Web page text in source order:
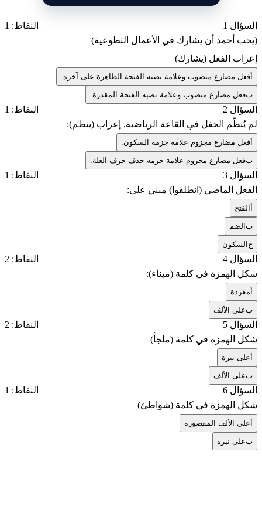
السؤال 1
النقاط: 1
(يحب أحمد أن يشارك في الأعمال التطوعية)
إعراب الفعل (يشارك)
فعل مضارع منصوب وعلامة نصبه الفتحة الظاهرة على آخره.
بفعل مضارع منصوب وعلامة نصبه الفتحة المقدرة.
السؤال 2
النقاط: 1
لم يُنظّم الحفل في القاعة الرياضية, إعراب (ينظم):
فعل مضارع مجزوم علامة جزمه السكون.
بفعل مضارع مجزوم علامة جزمه حذف حرف العلة.
السؤال 3
النقاط: 1
الفعل الماضي (انطلقوا) مبني على:
الفتح
بالضم
جالسكون
السؤال 4
النقاط: 2
شكل الهمزة في كلمة (ميناء):
مفردة
بعلى الألف
السؤال 5
النقاط: 2
شكل الهمزة في كلمة (ملجأ)
على نبرة
بعلى الألف
السؤال 6
النقاط: 1
شكل الهمزة في كلمة (شواطئ)
على الألف المقصورة
بعلى نبرة